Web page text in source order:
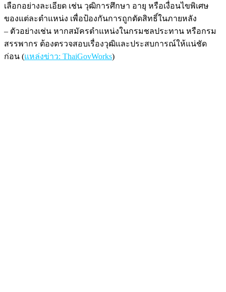
เลือกอย่างละเอียด เช่น วุฒิการศึกษา อายุ หรือเงื่อนไขพิเศษ
ของแต่ละตำแหน่ง เพื่อป้องกันการถูกตัดสิทธิ์ในภายหลัง
– ตัวอย่างเช่น หากสมัครตำแหน่งในกรมชลประทาน หรือกรม
สรรพากร ต้องตรวจสอบเรื่องวุฒิและประสบการณ์ให้แน่ชัด
ก่อน (แหล่งข่าว: ThaiGovWorks)